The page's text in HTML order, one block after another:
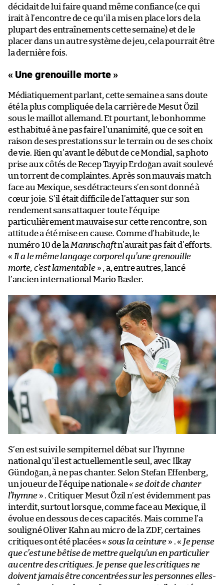
décidait de lui faire quand même confiance (ce qui
irait à l’encontre de ce qu’il a mis en place lors de la
plupart des entraînements cette semaine) et de le
placer dans un autre système de jeu, cela pourrait être
la dernière fois.
« Une grenouille morte »
Médiatiquement parlant, cette semaine a sans doute
été la plus compliquée de la carrière de Mesut Özil
sous le maillot allemand. Et pourtant, le bonhomme
est habitué à ne pas faire l’unanimité, que ce soit en
raison de ses prestations sur le terrain ou de ses choix
de vie. Rien qu’avant le début de ce Mondial, sa photo
prise aux côtés de Recep Tayyip Erdoğan avait soulevé
un torrent de complaintes. Après son mauvais match
face au Mexique, ses détracteurs s’en sont donné à
cœur joie. S’il était difficile de l’attaquer sur son
rendement sans attaquer toute l’équipe
particulièrement mauvaise sur cette rencontre, son
attitude a été mise en cause. Comme d’habitude, le
numéro 10 de la Mannschaftn’aurait pas fait d’efforts.
« Il a le même langage corporel qu’une grenouille
morte, c’est lamentable» , a, entre autres, lancé
l’ancien international Mario Basler.
S’en est suivi le sempiternel débat sur l’hymne
national qu’il est actuellement le seul, avec İlkay
Gündoğan, à ne pas chanter. Selon Stefan Effenberg,
un joueur de l’équipe nationale « se doit de chanter
l’hymne» . Critiquer Mesut Özil n’est évidemment pas
interdit, surtout lorsque, comme face au Mexique, il
évolue en dessous de ces capacités. Mais comme l’a
souligné Oliver Kahn au micro de la ZDF, certaines
critiques ont été placées « sous la ceinture » . « Je pense
que c’est une bêtise de mettre quelqu’un en particulier
au centre des critiques. Je pense que les critiques ne
doivent jamais être concentrées sur les personnes elles-